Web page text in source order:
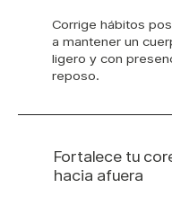
Corrige hábitos
a mantener un
ligero y con
reposo.
Fortalece tu
hacia afuera